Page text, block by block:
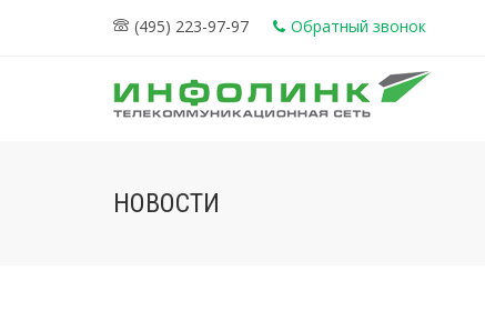
(495) 223-97-97 Обратный звонок
НОВОСТИ